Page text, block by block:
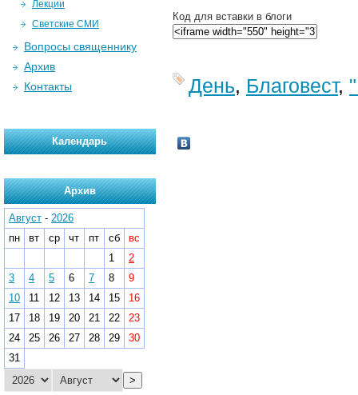
Код для вставки в блоги
День, Благовест,
Лекции
Светские СМИ
Вопросы священнику
Архив
Контакты
Календарь
Архив
Август - 2026
пн
вт ср чт пт сб
вс
1
2
3
4 5 6 7 8
9
10
11 12 13 14 15
16
17
18 19 20 21 22
23
24
25 26 27 28 29
30
31
>